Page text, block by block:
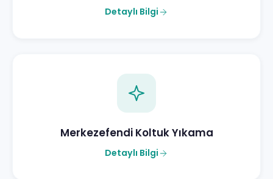
Detaylı Bilgi
Merkezefendi Koltuk Yıkama
Detaylı Bilgi